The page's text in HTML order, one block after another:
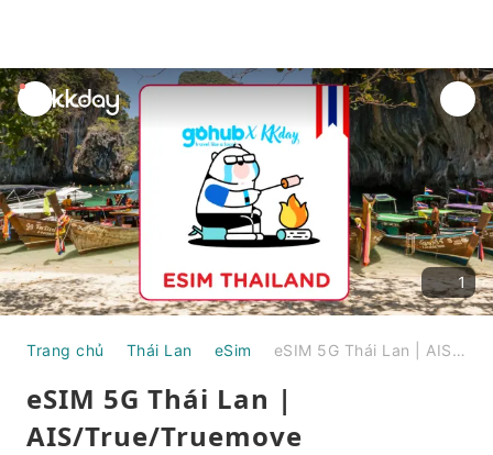
unread
notifications
1
Trang chủ Thái Lan eSim eSIM 5G Thái Lan | AIS/True/Truemove
eSIM 5G Thái Lan |
AIS/True/Truemove